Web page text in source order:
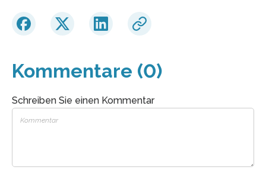
Kommentare (0)
Schreiben Sie einen Kommentar